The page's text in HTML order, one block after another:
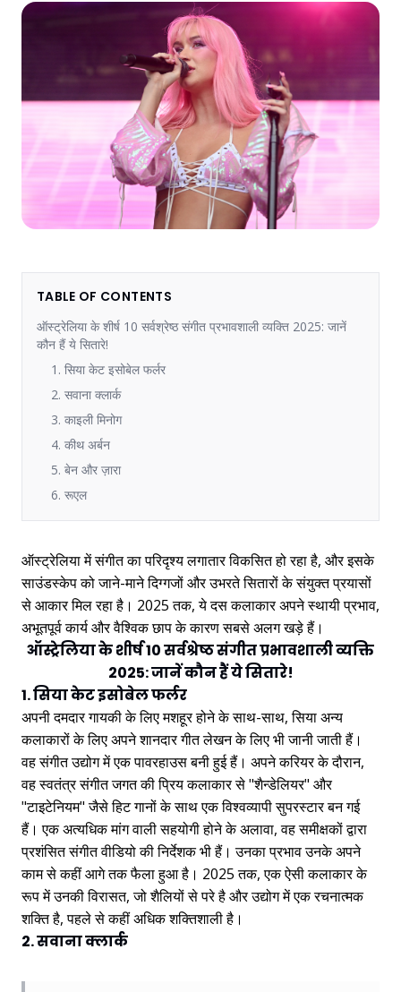
TABLE OF CONTENTS
ऑस्ट्रेलिया के शीर्ष 10 सर्वश्रेष्ठ संगीत प्रभावशाली व्यक्ति 2025: जानें
कौन हैं ये सितारे!
1. सिया केट इसोबेल फर्लर
2. सवाना क्लार्क
3. काइली मिनोग
4. कीथ अर्बन
5. बेन और ज़ारा
6. रूएल
ऑस्ट्रेलिया में संगीत का परिदृश्य लगातार विकसित हो रहा है, और इसके
साउंडस्केप को जाने-माने दिग्गजों और उभरते सितारों के संयुक्त प्रयासों
से आकार मिल रहा है। 2025 तक, ये दस कलाकार अपने स्थायी प्रभाव,
अभूतपूर्व कार्य और वैश्विक छाप के कारण सबसे अलग खड़े हैं।
ऑस्ट्रेलिया के शीर्ष 10 सर्वश्रेष्ठ संगीत प्रभावशाली व्यक्ति
2025: जानें कौन हैं ये सितारे!
1. सिया केट इसोबेल फर्लर
अपनी दमदार गायकी के लिए मशहूर होने के साथ-साथ, सिया अन्य
कलाकारों के लिए अपने शानदार गीत लेखन के लिए भी जानी जाती हैं।
वह संगीत उद्योग में एक पावरहाउस बनी हुई हैं। अपने करियर के दौरान,
वह स्वतंत्र संगीत जगत की प्रिय कलाकार से "शैन्डेलियर" और
"टाइटेनियम" जैसे हिट गानों के साथ एक विश्वव्यापी सुपरस्टार बन गई
हैं। एक अत्यधिक मांग वाली सहयोगी होने के अलावा, वह समीक्षकों द्वारा
प्रशंसित संगीत वीडियो की निर्देशक भी हैं। उनका प्रभाव उनके अपने
काम से कहीं आगे तक फैला हुआ है। 2025 तक, एक ऐसी कलाकार के
रूप में उनकी विरासत, जो शैलियों से परे है और उद्योग में एक रचनात्मक
शक्ति है, पहले से कहीं अधिक शक्तिशाली है।
2. सवाना क्लार्क